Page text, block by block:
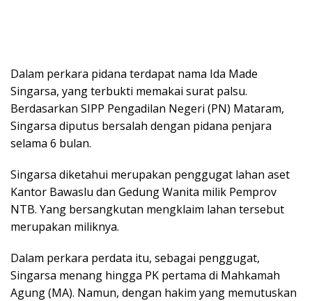
Dalam perkara pidana terdapat nama Ida Made
Singarsa, yang terbukti memakai surat palsu.
Berdasarkan SIPP Pengadilan Negeri (PN) Mataram,
Singarsa diputus bersalah dengan pidana penjara
selama 6 bulan.
Singarsa diketahui merupakan penggugat lahan aset
Kantor Bawaslu dan Gedung Wanita milik Pemprov
NTB. Yang bersangkutan mengklaim lahan tersebut
merupakan miliknya.
Dalam perkara perdata itu, sebagai penggugat,
Singarsa menang hingga PK pertama di Mahkamah
Agung (MA). Namun, dengan hakim yang memutuskan